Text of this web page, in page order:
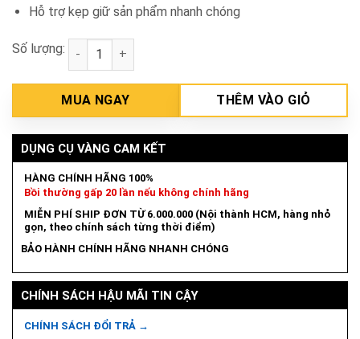
Hỗ trợ kẹp giữ sản phẩm nhanh chóng
Số lượng: Kềm bấm chết 8" Kingtony 6605-08 số lượng
MUA NGAY THÊM VÀO GIỎ
DỤNG CỤ VÀNG CAM KẾT
HÀNG CHÍNH HÃNG 100%
Bồi thường gấp 20 lần nếu không chính hãng
MIỄN PHÍ SHIP ĐƠN TỪ 6.000.000 (Nội thành HCM, hàng nhỏ
gọn, theo chính sách từng thời điểm)
BẢO HÀNH CHÍNH HÃNG NHANH CHÓNG
CHÍNH SÁCH HẬU MÃI TIN CẬY
CHÍNH SÁCH ĐỔI TRẢ →